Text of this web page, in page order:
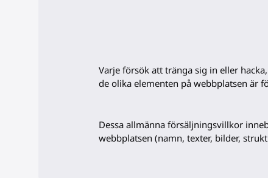
Varje försök att tränga sig in eller
de olika elementen på webbplatsen är
Dessa allmänna försäljningsvillkor
webbplatsen (namn, texter, bilder,